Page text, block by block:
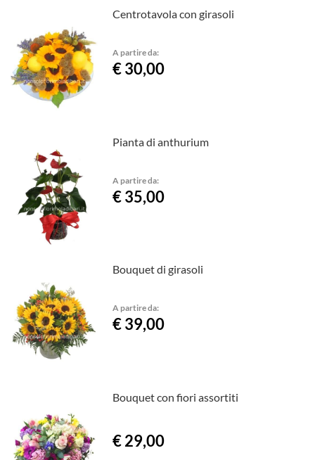
Centrotavola con girasoli
A partire da:
€ 30,00
Pianta di anthurium
A partire da:
€ 35,00
Bouquet di girasoli
A partire da:
€ 39,00
Bouquet con fiori assortiti
€ 29,00